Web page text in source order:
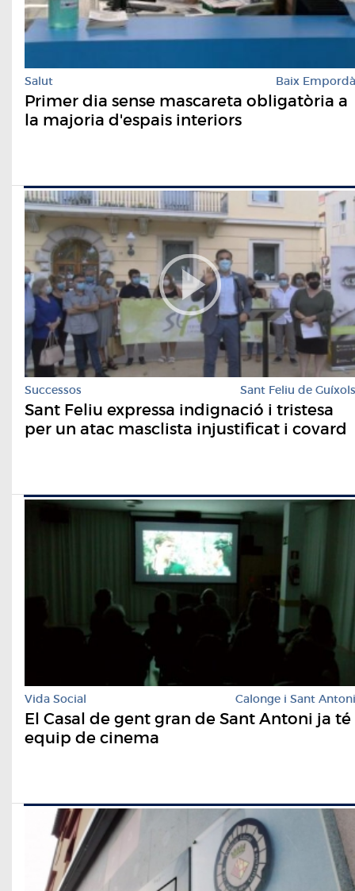
Salut Baix Empordà
Primer dia sense mascareta obligatòria a
la majoria d'espais interiors
Successos Sant Feliu de Guíxols
Sant Feliu expressa indignació i tristesa
per un atac masclista injustificat i covard
Vida Social Calonge i Sant Antoni
El Casal de gent gran de Sant Antoni ja té
equip de cinema